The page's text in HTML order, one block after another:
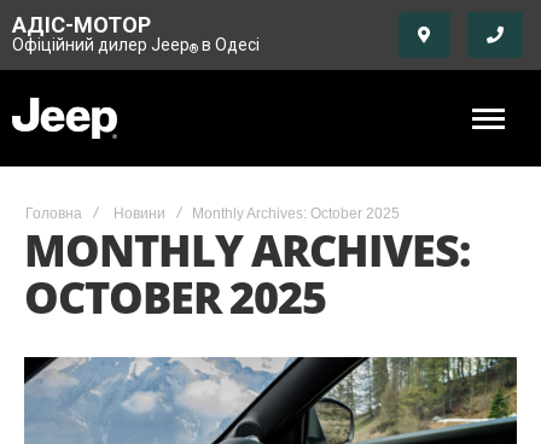
АДІС-МОТОР
Офіційний дилер Jeep® в Одесі
Головна Новини Monthly Archives: October 2025
MONTHLY ARCHIVES:
OCTOBER 2025